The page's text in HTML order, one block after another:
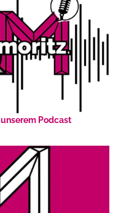
Podcast